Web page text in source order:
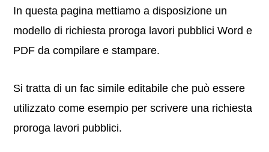
In questa pagina mettiamo a disposizione un
modello di richiesta proroga lavori pubblici Word e
PDF da compilare e stampare.
Si tratta di un fac simile editabile che può essere
utilizzato come esempio per scrivere una richiesta
proroga lavori pubblici.